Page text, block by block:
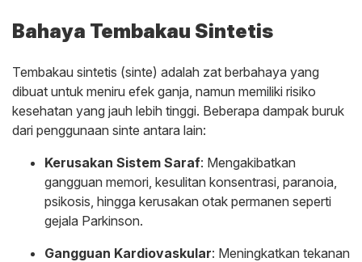
Bahaya Tembakau Sintetis
Tembakau sintetis (sinte) adalah zat berbahaya yang
dibuat untuk meniru efek ganja, namun memiliki risiko
kesehatan yang jauh lebih tinggi. Beberapa dampak buruk
dari penggunaan sinte antara lain:
Kerusakan Sistem Saraf: Mengakibatkan
gangguan memori, kesulitan konsentrasi, paranoia,
psikosis, hingga kerusakan otak permanen seperti
gejala Parkinson.
Gangguan Kardiovaskular: Meningkatkan tekanan